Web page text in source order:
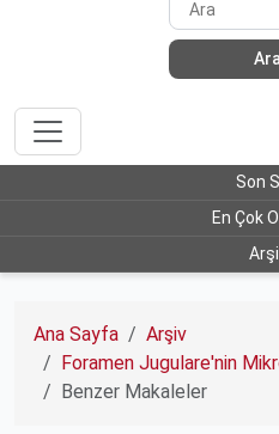
Ara
Son
En Çok
Ana Sayfa
Arşiv
Foramen Jugulare'nin
Benzer Makaleler